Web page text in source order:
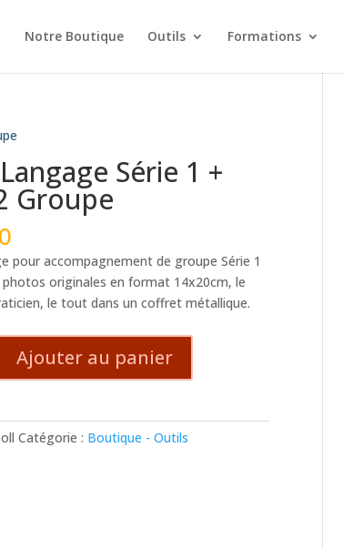
Notre Boutique Outils Formations
Série 1 +
Groupe
pour accompagnement de groupe Série 1
originales en format 14x20cm, le
le tout dans un coffret métallique.
Ajouter au panier
Catégorie : Boutique - Outils